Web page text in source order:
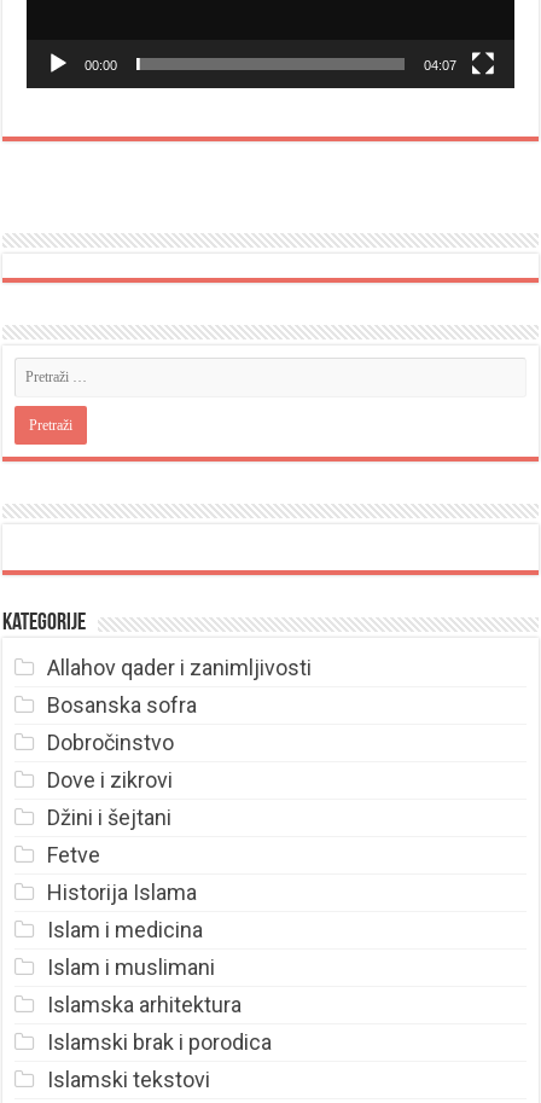
00:00 04:07
Kategorije
Allahov qader i zanimljivosti
Bosanska sofra
Dobročinstvo
Dove i zikrovi
Džini i šejtani
Fetve
Historija Islama
Islam i medicina
Islam i muslimani
Islamska arhitektura
Islamski brak i porodica
Islamski tekstovi